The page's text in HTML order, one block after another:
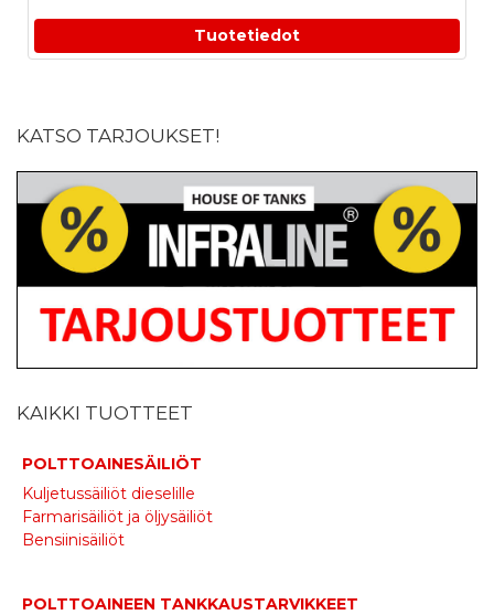
Tuotetiedot
KATSO TARJOUKSET!
KAIKKI TUOTTEET
POLTTOAINESÄILIÖT
Kuljetussäiliöt dieselille
Farmarisäiliöt ja öljysäiliöt
Bensiinisäiliöt
POLTTOAINEEN TANKKAUSTARVIKKEET